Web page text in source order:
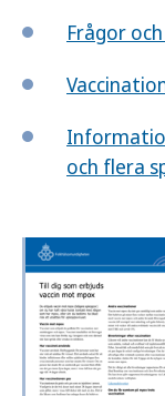
Frågor
och flera